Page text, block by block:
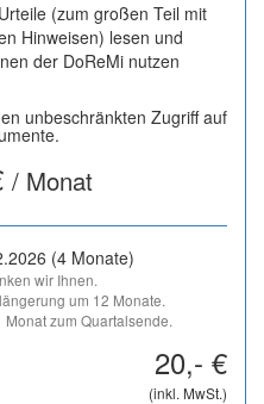
(zum großen Teil mit
Hinweisen) lesen und
der DoReMi nutzen
unbeschränkten Zugriff auf
/ Monat
(4 Monate)
wir Ihnen.
um 12 Monate.
zum Quartalsende.
20,- €
(inkl. MwSt.)